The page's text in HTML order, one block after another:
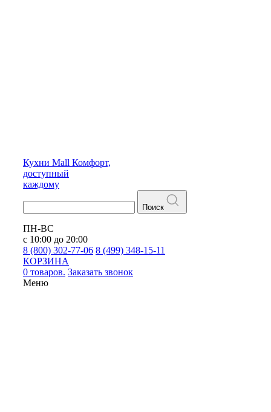
Кухни Mall Комфорт,
доступный
каждому
Поиск
ПН-ВС
с 10:00 до 20:00
8 (800) 302-77-06 8 (499) 348-15-11
КОРЗИНА
0 товаров. Заказать звонок
Меню